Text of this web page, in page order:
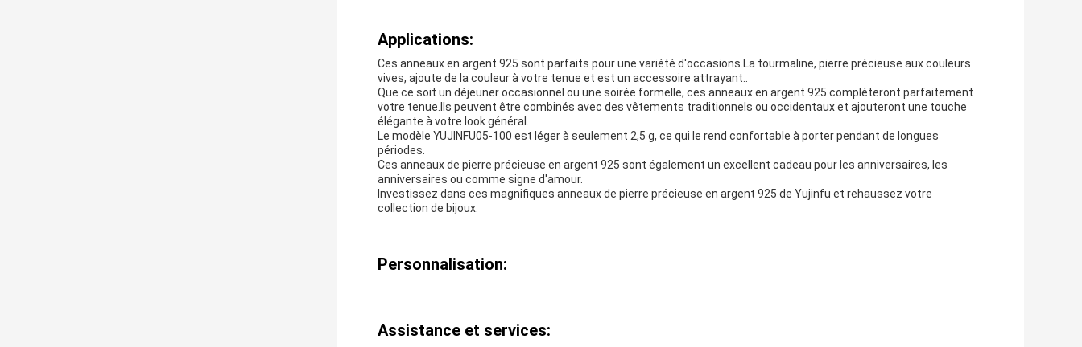
Applications:
Ces anneaux en argent 925 sont parfaits pour une variété d'occasions.La tourmaline, pierre précieuse aux couleurs
vives, ajoute de la couleur à votre tenue et est un accessoire attrayant..
Que ce soit un déjeuner occasionnel ou une soirée formelle, ces anneaux en argent 925 compléteront parfaitement
votre tenue.Ils peuvent être combinés avec des vêtements traditionnels ou occidentaux et ajouteront une touche
élégante à votre look général.
Le modèle YUJINFU05-100 est léger à seulement 2,5 g, ce qui le rend confortable à porter pendant de longues
périodes.
Ces anneaux de pierre précieuse en argent 925 sont également un excellent cadeau pour les anniversaires, les
anniversaires ou comme signe d'amour.
Investissez dans ces magnifiques anneaux de pierre précieuse en argent 925 de Yujinfu et rehaussez votre
collection de bijoux.
Personnalisation:
Assistance et services: